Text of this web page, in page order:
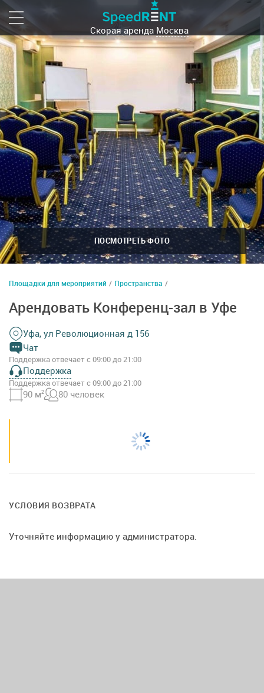
Скорая аренда Москва
ПОСМОТРЕТЬ ФОТО
Площадки для мероприятий / Пространства /
Арендовать Конференц-зал в Уфе
Уфа, ул Революционная д 156
Чат
Поддержка отвечает с 09:00 до 21:00
Поддержка
Поддержка отвечает с 09:00 до 21:00
90 м2 80 человек
УСЛОВИЯ ВОЗВРАТА
Уточняйте информацию у администратора.